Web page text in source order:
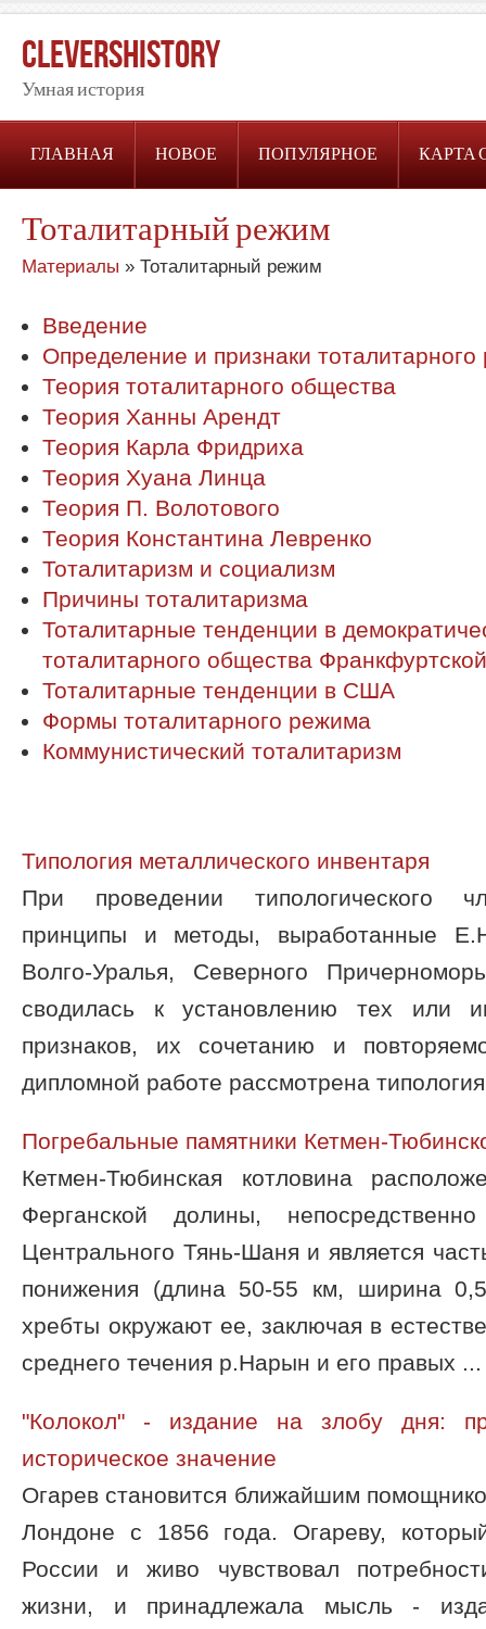
CleversHistory
Умная история
ГЛАВНАЯ НОВОЕ ПОПУЛЯРНОЕ КАРТА
Тоталитарный режим
Материалы » Тоталитарный режим
Введение
Определение и признаки
Теория тоталитарного общества
Теория Ханны Арендт
Теория Карла Фридриха
Теория Хуана Линца
Теория П. Волотового
Теория Константина Левренко
Тоталитаризм и социализм
Причины тоталитаризма
Тоталитарные тенденции в
тоталитарного общества
Тоталитарные тенденции в США
Формы тоталитарного режима
Коммунистический тоталитаризм
Типология металлического инвентаря
При проведении типологического
принципы и методы, выработанные
Волго-Уралья, Северного
сводилась к установлению тех или
признаков, их сочетанию и
дипломной работе рассмотрена
Погребальные памятники Кетмен-
Кетмен-Тюбинская котловина
Ферганской долины,
Центрального Тянь-Шаня и является
понижения (длина 50-55 км, ширина
хребты окружают ее, заключая в
среднего течения р.Нарын и его правых ...
"Колокол" - издание на злобу дня:
историческое значение
Огарев становится ближайшим
Лондоне с 1856 года. Огареву,
России и живо чувствовал
жизни, и принадлежала мысль -